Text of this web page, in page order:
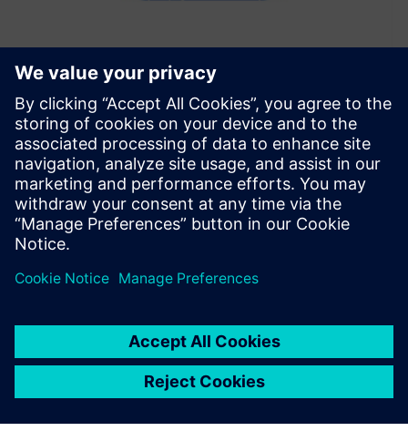
SICK ConnectX
“SICK ConnectX” yra “Industrial Edge” programa, jungianti,
apdorojanti ir perduodanti jutiklių ir įrenginių duomenis iš
jutiklių į pramonines ir debesų sistemas realiuoju laiku
analizei ir automatizavimui
Sužinokite daugiau